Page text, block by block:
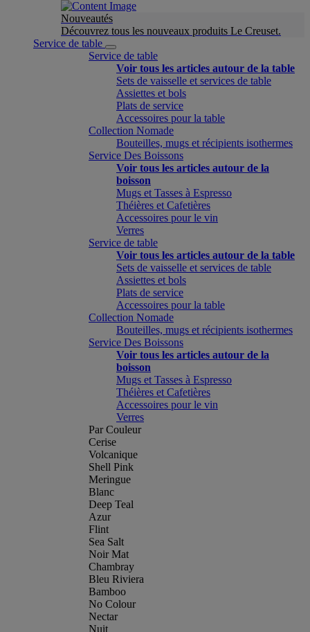
Nouveautés
Découvrez tous les nouveaux produits Le Creuset.
Service de table
Service de table
Voir tous les articles autour de la table
Sets de vaisselle et services de table
Assiettes et bols
Plats de service
Accessoires pour la table
Collection Nomade
Bouteilles, mugs et récipients isothermes
Service Des Boissons
Voir tous les articles autour de la
boisson
Mugs et Tasses à Espresso
Théières et Cafetières
Accessoires pour le vin
Verres
Service de table
Voir tous les articles autour de la table
Sets de vaisselle et services de table
Assiettes et bols
Plats de service
Accessoires pour la table
Collection Nomade
Bouteilles, mugs et récipients isothermes
Service Des Boissons
Voir tous les articles autour de la
boisson
Mugs et Tasses à Espresso
Théières et Cafetières
Accessoires pour le vin
Verres
Par Couleur
Cerise
Volcanique
Shell Pink
Meringue
Blanc
Deep Teal
Azur
Flint
Sea Salt
Noir Mat
Chambray
Bleu Riviera
Bamboo
No Colour
Nectar
Nuit